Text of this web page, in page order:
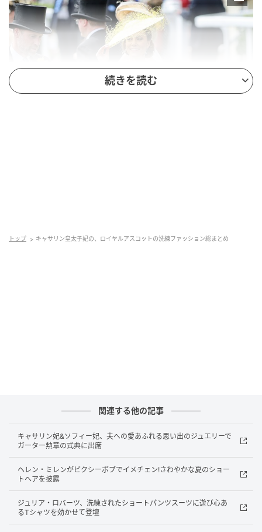
3年ぶりにロイヤルアスコットに復帰した2026年は、
過去に何度か着用しているロクサンダの明るいイエロ
ーのドレスを着回してお出まし。
同じくイエローのネットをあしらったジェーン・テイ
ラーのソーサーハット、クラッチバッグとシューズ
は、淡いベージュのカラーパレットで統一して。
続きを読む
トップ キャサリン皇太子妃の、ロイヤルアスコットの洗練ファッション総まとめ
関連する他の記事
キャサリン妃&ソフィー妃、夫への愛あふれる思い出のジュエリーで
ガーター勲章の式典に出席
ヘレン・ミレンがピクシーボブでイメチェン!さわやかな夏のショー
トヘアを披露
ジュリア・ロバーツ、洗練されたショートパンツスーツに遊び心あ
るTシャツを効かせて登壇